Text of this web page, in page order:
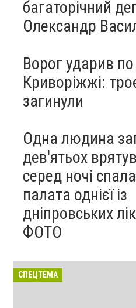
багаторічний
Олександр
Ворог ударив
Криворіжжі:
загинули
Одна людина
дев'ятьох
серед ночі
палата однієї із
дніпровських
ФОТО
СПЕЦТЕМА